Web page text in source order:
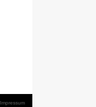
Impressum